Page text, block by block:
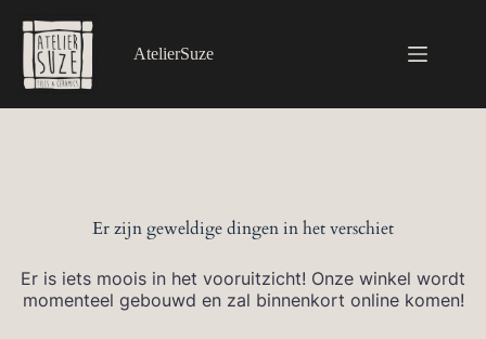
naar
inhoud
AtelierSuze
Er zijn geweldige dingen in het verschiet
Er is iets moois in het vooruitzicht! Onze winkel wordt
momenteel gebouwd en zal binnenkort online komen!